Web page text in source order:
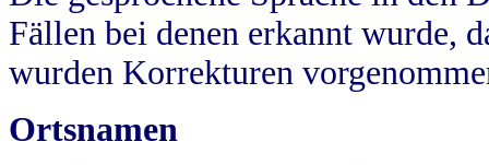
Fällen bei denen erkannt wurde,
wurden Korrekturen
Ortsnamen